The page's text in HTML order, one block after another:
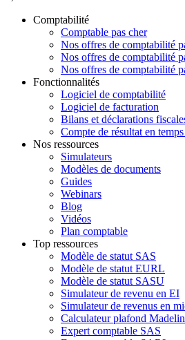
Comptabilité
Comptable pas cher
Nos offres de comptabilité
Nos offres de comptabilité
Nos offres de comptabilité
Fonctionnalités
Logiciel de comptabilité
Logiciel de facturation
Bilans et déclarations
Compte de résultat en
Nos ressources
Simulateurs
Modèles de documents
Guides
Webinars
Blog
Vidéos
Plan comptable
Top ressources
Modèle de statut SAS
Modèle de statut EURL
Modèle de statut SASU
Simulateur de revenu en EI
Simulateur de revenus en
Calculateur plafond Madelin
Expert comptable SAS